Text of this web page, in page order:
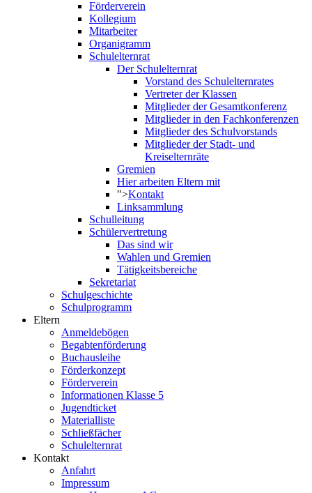
Förderverein
Kollegium
Mitarbeiter
Organigramm
Schulelternrat
Der Schulelternrat
Vorstand des Schulelternrates
Vertreter der Klassen
Mitglieder der Gesamtkonferenz
Mitglieder in den Fachkonferenzen
Mitglieder des Schulvorstands
Mitglieder der Stadt- und
Kreiselternräte
Gremien
Hier arbeiten Eltern mit
">Kontakt
Linksammlung
Schulleitung
Schülervertretung
Das sind wir
Wahlen und Gremien
Tätigkeitsbereiche
Sekretariat
Schulgeschichte
Schulprogramm
Eltern
Anmeldebögen
Begabtenförderung
Buchausleihe
Förderkonzept
Förderverein
Informationen Klasse 5
Jugendticket
Materialliste
Schließfächer
Schulelternrat
Kontakt
Anfahrt
Impressum